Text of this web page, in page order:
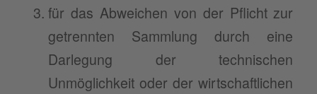
für das Abweichen von der Pflicht zur
getrennten Sammlung durch eine
Darlegung der technischen
Unmöglichkeit oder der wirtschaftlichen